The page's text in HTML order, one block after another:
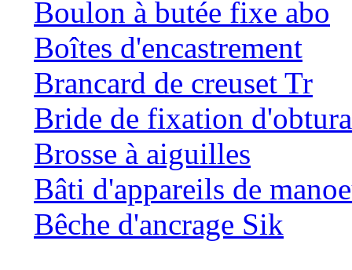
Boulon à butée fixe abo
Boîtes d'encastrement
Brancard de creuset Tr
Bride de fixation
Brosse à aiguilles
Bâti d'appareils de
Bêche d'ancrage Sik